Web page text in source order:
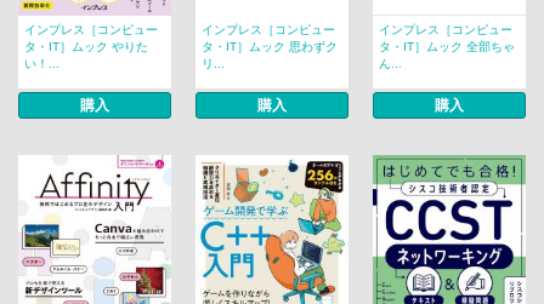
インプレス［コンピュー
タ・IT］ムック やりた
い！...
購入
インプレス［コンピュー
タ・IT］ムック 思わずク
リ...
購入
インプレス［コンピュー
タ・IT］ムック 全部ちゃ
ん...
購入